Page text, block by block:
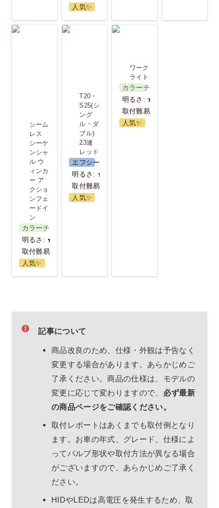
人気✨️
シームレス
シーム
レス
シーケ
ンシャ
ル ウ
ィンカ
ー ア
クショ
ンフェ
ードイ
ン
カラーチェンジ
明るさ: ★
取付難易度: ★★★
人気✨️
T20・
T20・
S25(シ
ング
ル・ダ
ブル)
23連
レッド
エフシーエル
明るさ: ★
取付難易度：★
人気✨️
ワークライ
ワーク
ライト
カラーチェンジ
明るさ: ★★
取付難易度: ★★★
人気✨️
記事について
商品改良のため、仕様・外観は予告なく
変更する場合があります。あらかじめご
了承ください。商品の仕様は、モデルの
変更に応じて変わりますので、 必ず最新
の商品ページをご確認ください。
取付レポートはあくまでも取付例となり
ます。お車の年式、グレード、仕様によ
ってバルブ形状や取付方法が異なる場合
がございますので、あらかじめご了承く
ださい。
HIDやLEDは高電圧を発生するため、取